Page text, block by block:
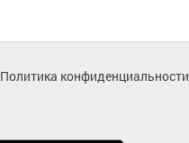
Политика конфиденциальности